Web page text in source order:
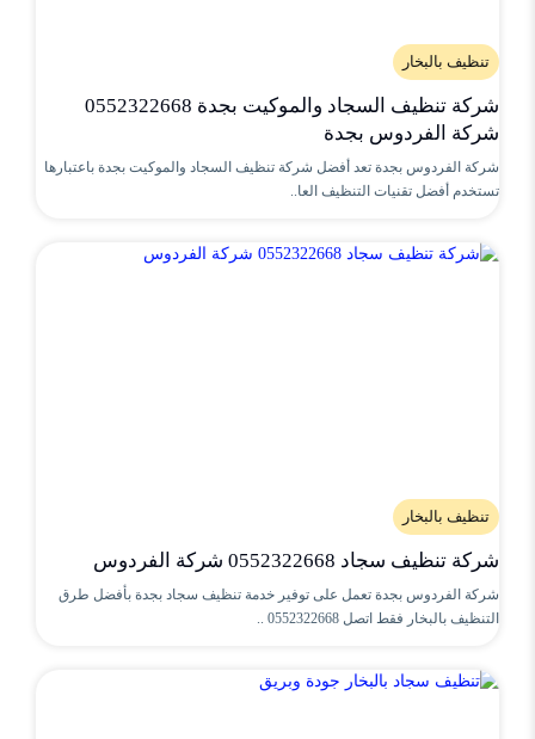
تنظيف بالبخار
شركة تنظيف السجاد والموكيت بجدة 0552322668
شركة الفردوس بجدة
شركة الفردوس بجدة تعد أفضل شركة تنظيف السجاد والموكيت بجدة باعتبارها
تستخدم أفضل تقنيات التنظيف العا..
تنظيف بالبخار
شركة تنظيف سجاد 0552322668 شركة الفردوس
شركة الفردوس بجدة تعمل على توفير خدمة تنظيف سجاد بجدة بأفضل طرق
التنظيف بالبخار فقط اتصل 0552322668 ..